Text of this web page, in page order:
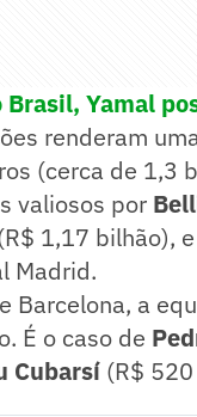
Brasil, Yamal
renderam
(cerca de 1,3
valiosos por
1,17 bilhão), e
Madrid.
Barcelona, a
É o caso de
Cubarsí (R$